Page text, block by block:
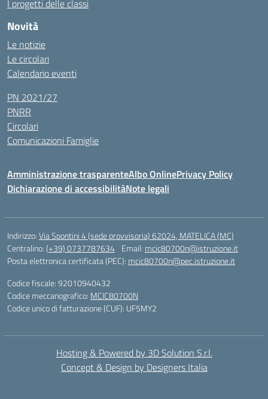
I progetti delle classi
Novità
Le notizie
Le circolari
Calendario eventi
PN 2021/27
PNRR
Circolari
Comunicazioni Famiglie
Amministrazione trasparenteAlbo OnlinePrivacy Policy
Dichiarazione di accessibilitàNote legali
Indirizzo:Via Spontini 4 (sede provvisoria) 62024, MATELICA (MC)
Centralino:(+39) 0737787634 Email: mcic80700n@istruzione.it
Posta elettronica certificata (PEC): mcic80700n@pec.istruzione.it
Codice fiscale: 92010940432
Codice meccanografico: MCIC80700N
Codice unico di fatturazione (CUF): UF5MY2
Hosting & Powered by 3D Solution S.r.l.
Concept & Design by Designers Italia